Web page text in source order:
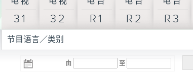
31 32 R1 R2 R3
节目语言／类别
由 至